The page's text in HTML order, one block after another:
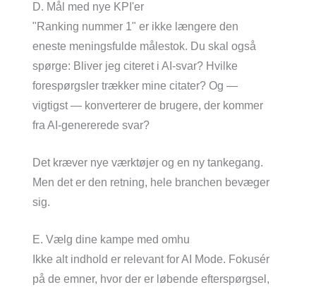
D. Mål med nye KPI'er
"Ranking nummer 1" er ikke længere den
eneste meningsfulde målestok. Du skal også
spørge: Bliver jeg citeret i AI-svar? Hvilke
forespørgsler trækker mine citater? Og —
vigtigst — konverterer de brugere, der kommer
fra AI-genererede svar?
Det kræver nye værktøjer og en ny tankegang.
Men det er den retning, hele branchen bevæger
sig.
E. Vælg dine kampe med omhu
Ikke alt indhold er relevant for AI Mode. Fokusér
på de emner, hvor der er løbende efterspørgsel,